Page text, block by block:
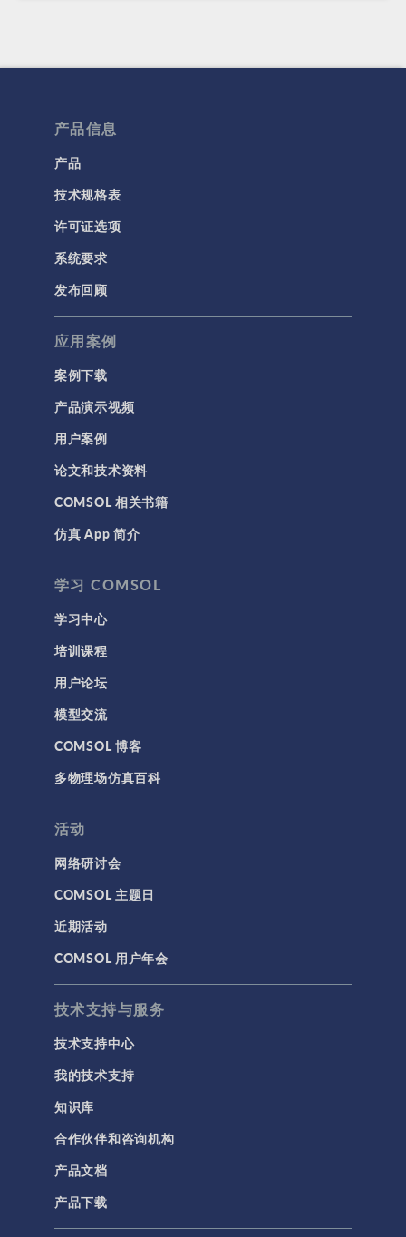
产品信息
产品
技术规格表
许可证选项
系统要求
发布回顾
应用案例
案例下载
产品演示视频
用户案例
论文和技术资料
COMSOL 相关书籍
仿真 App 简介
学习 COMSOL
学习中心
培训课程
用户论坛
模型交流
COMSOL 博客
多物理场仿真百科
活动
网络研讨会
COMSOL 主题日
近期活动
COMSOL 用户年会
技术支持与服务
技术支持中心
我的技术支持
知识库
合作伙伴和咨询机构
产品文档
产品下载